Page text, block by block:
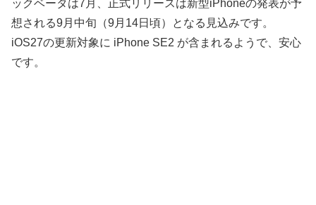
ックベータは7月、正式リリースは新型iPhoneの発表が予
想される9月中旬（9月14日頃）となる見込みです。
iOS27の更新対象に iPhone SE2 が含まれるようで、安心
です。